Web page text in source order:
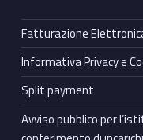
Fatturazione
Informativa Privacy e
Split payment
Avviso pubblico per